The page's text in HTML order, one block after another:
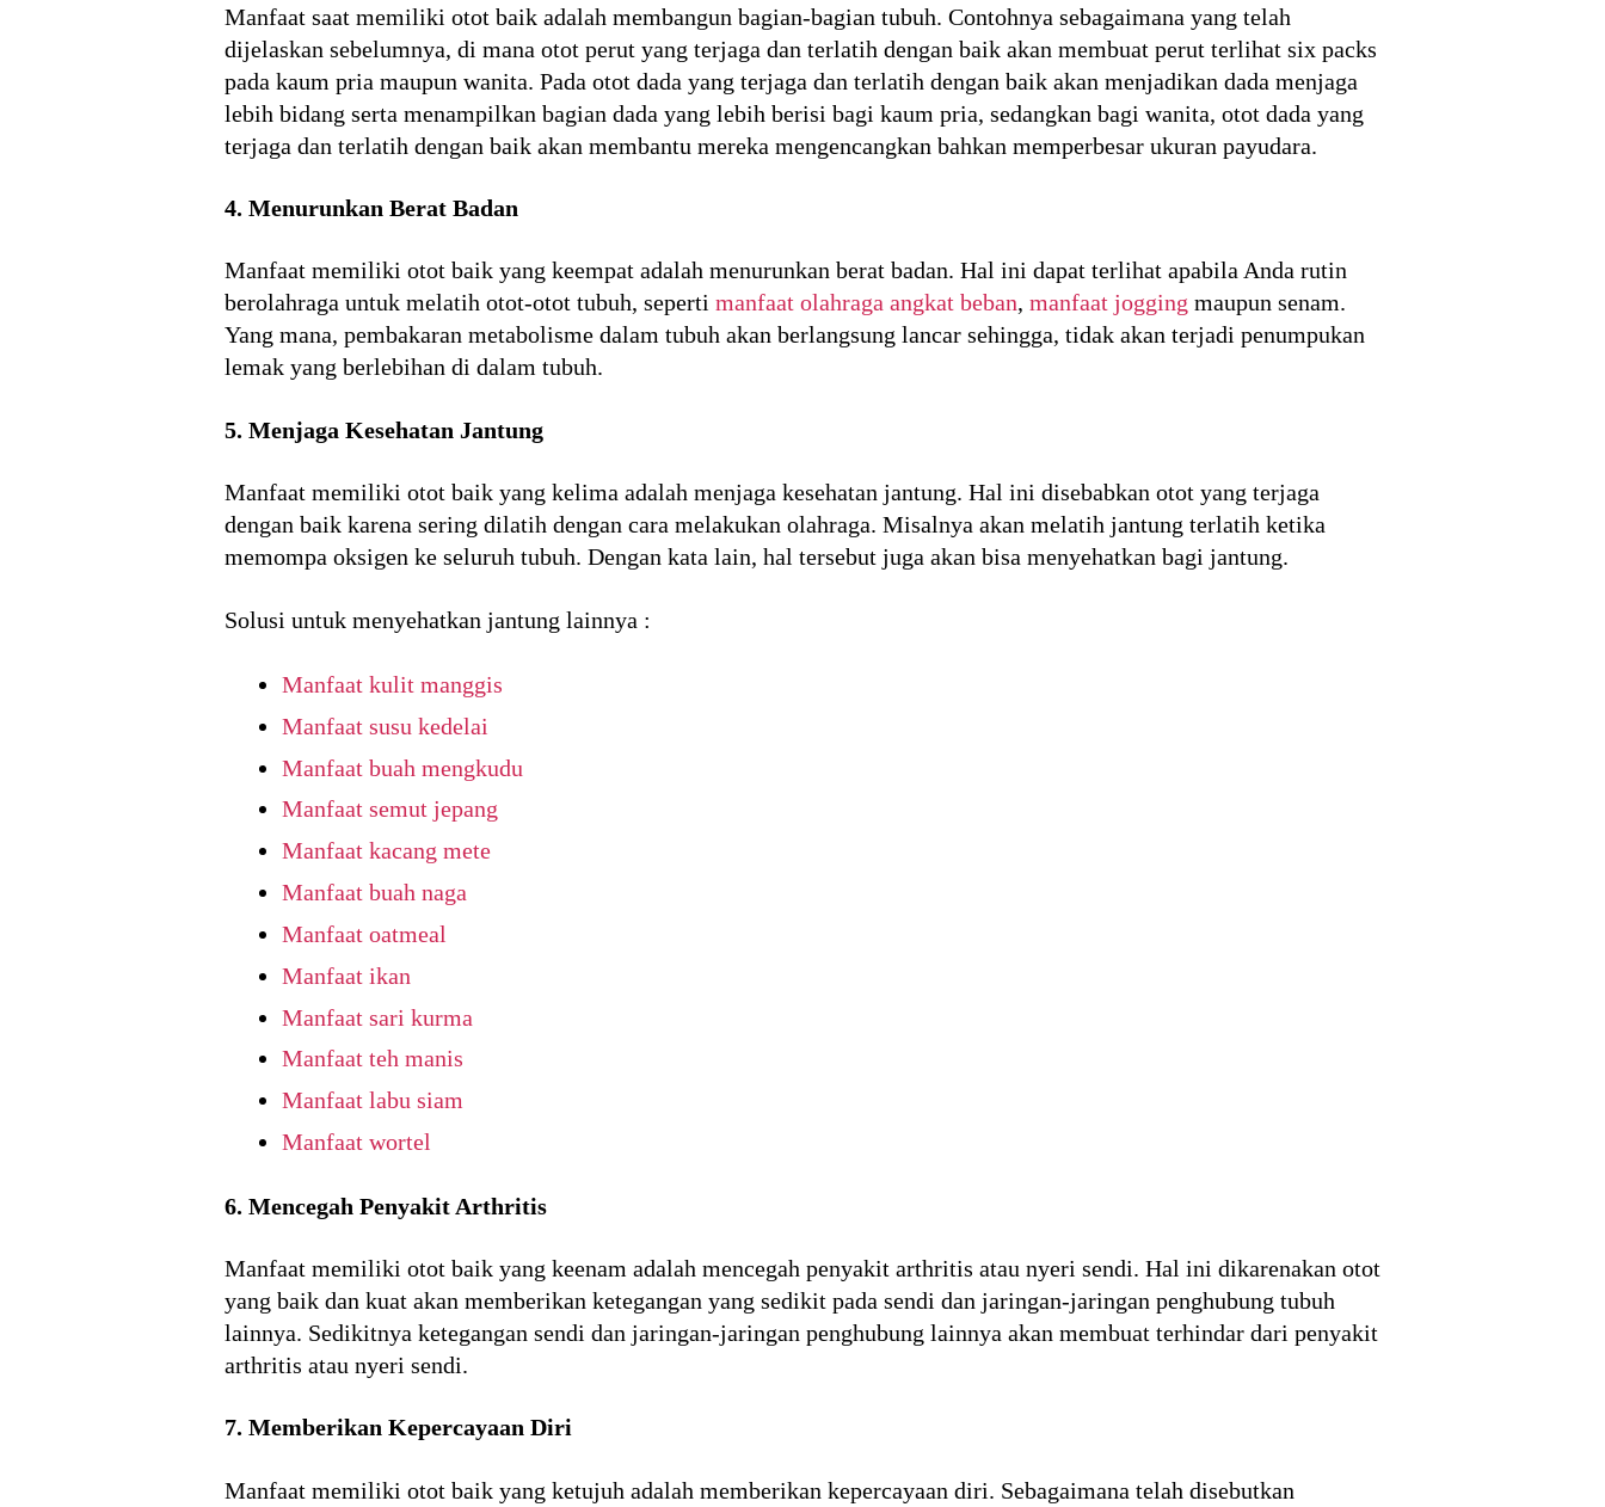
Manfaat saat memiliki otot baik adalah membangun bagian-bagian tubuh. Contohnya sebagaimana yang telah
dijelaskan sebelumnya, di mana otot perut yang terjaga dan terlatih dengan baik akan membuat perut terlihat six packs
pada kaum pria maupun wanita. Pada otot dada yang terjaga dan terlatih dengan baik akan menjadikan dada menjaga
lebih bidang serta menampilkan bagian dada yang lebih berisi bagi kaum pria, sedangkan bagi wanita, otot dada yang
terjaga dan terlatih dengan baik akan membantu mereka mengencangkan bahkan memperbesar ukuran payudara.
4. Menurunkan Berat Badan
Manfaat memiliki otot baik yang keempat adalah menurunkan berat badan. Hal ini dapat terlihat apabila Anda rutin
berolahraga untuk melatih otot-otot tubuh, seperti manfaat olahraga angkat beban, manfaat jogging maupun senam.
Yang mana, pembakaran metabolisme dalam tubuh akan berlangsung lancar sehingga, tidak akan terjadi penumpukan
lemak yang berlebihan di dalam tubuh.
5. Menjaga Kesehatan Jantung
Manfaat memiliki otot baik yang kelima adalah menjaga kesehatan jantung. Hal ini disebabkan otot yang terjaga
dengan baik karena sering dilatih dengan cara melakukan olahraga. Misalnya akan melatih jantung terlatih ketika
memompa oksigen ke seluruh tubuh. Dengan kata lain, hal tersebut juga akan bisa menyehatkan bagi jantung.
Solusi untuk menyehatkan jantung lainnya :
Manfaat kulit manggis
Manfaat susu kedelai
Manfaat buah mengkudu
Manfaat semut jepang
Manfaat kacang mete
Manfaat buah naga
Manfaat oatmeal
Manfaat ikan
Manfaat sari kurma
Manfaat teh manis
Manfaat labu siam
Manfaat wortel
6. Mencegah Penyakit Arthritis
Manfaat memiliki otot baik yang keenam adalah mencegah penyakit arthritis atau nyeri sendi. Hal ini dikarenakan otot
yang baik dan kuat akan memberikan ketegangan yang sedikit pada sendi dan jaringan-jaringan penghubung tubuh
lainnya. Sedikitnya ketegangan sendi dan jaringan-jaringan penghubung lainnya akan membuat terhindar dari penyakit
arthritis atau nyeri sendi.
7. Memberikan Kepercayaan Diri
Manfaat memiliki otot baik yang ketujuh adalah memberikan kepercayaan diri. Sebagaimana telah disebutkan